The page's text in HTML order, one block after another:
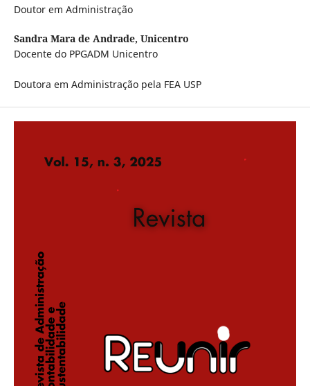
Doutor em Administração
Sandra Mara de Andrade, Unicentro
Docente do PPGADM Unicentro
Doutora em Administração pela FEA USP